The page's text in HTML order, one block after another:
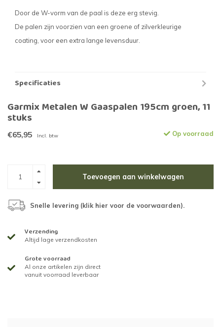
Door de W-vorm van de paal is deze erg stevig.
De palen zijn voorzien van een groene of zilverkleurige
coating, voor een extra lange levensduur.
Specificaties
Garmix Metalen W Gaaspalen 195cm groen, 11
stuks
€65,95 Incl. btw Op voorraad
Toevoegen aan winkelwagen
Snelle levering (klik hier voor de voorwaarden).
Verzending
Altijd lage verzendkosten
Grote voorraad
Al onze artikelen zijn direct
vanuit voorraad leverbaar